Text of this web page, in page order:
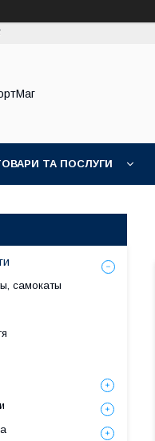
ТА ПОСЛУГИ
самокаты